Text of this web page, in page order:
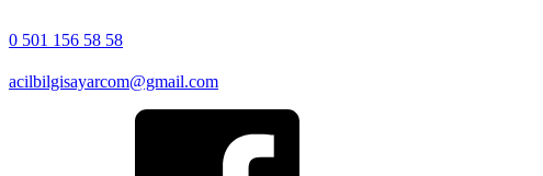
0 501 156 58 58
acilbilgisayarcom@gmail.com